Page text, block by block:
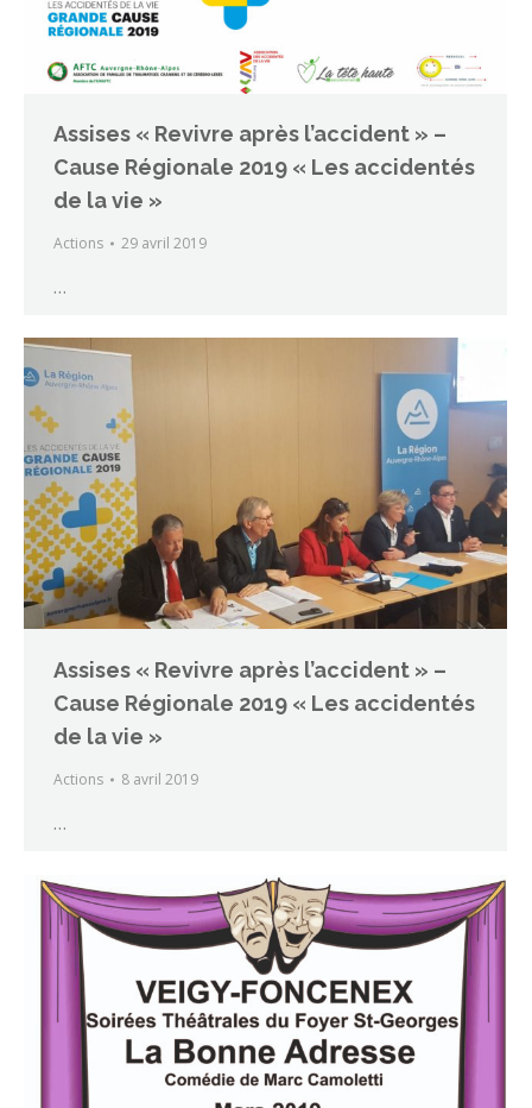
Assises « Revivre après l’accident » –
Cause Régionale 2019 « Les accidentés
de la vie »
Actions 29 avril 2019
…
Assises « Revivre après l’accident » –
Cause Régionale 2019 « Les accidentés
de la vie »
Actions 8 avril 2019
…